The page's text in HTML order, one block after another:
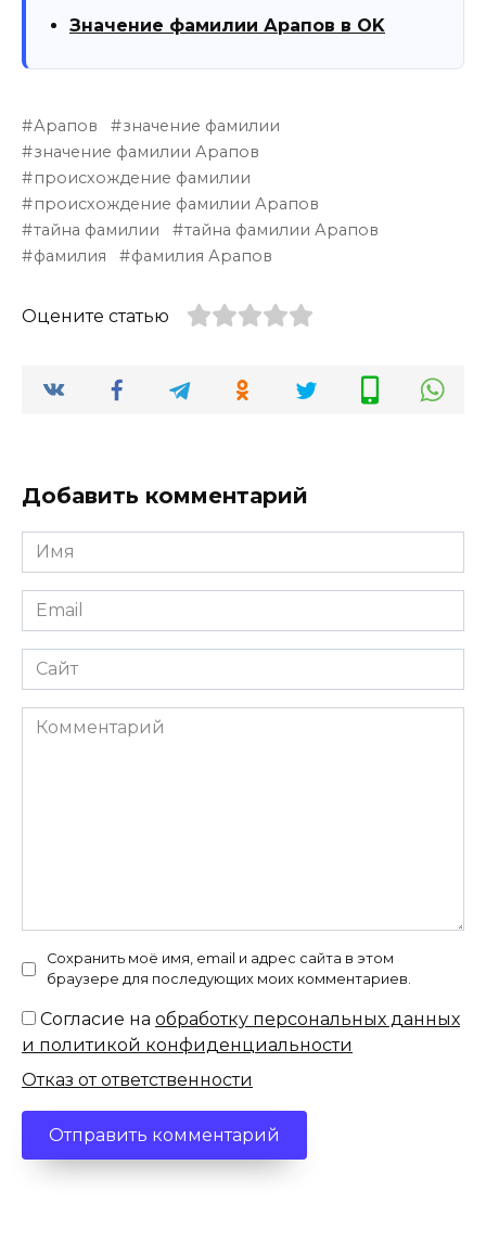
Значение фамилии Арапов в OK
Арапов
значение фамилии
значение фамилии Арапов
происхождение фамилии
происхождение фамилии Арапов
тайна фамилии
тайна фамилии Арапов
фамилия
фамилия Арапов
Оцените статью
Добавить комментарий
Имя
*
Email
*
Сайт
Комментарий
Сохранить моё имя, email и адрес сайта в этом
браузере для последующих моих комментариев.
Согласие на обработку персональных данных
и политикой конфиденциальности
Отказ от ответственности